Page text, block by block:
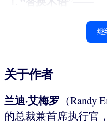
继
关于作者
兰迪·艾梅罗 （Randy
的总裁兼首席执行官